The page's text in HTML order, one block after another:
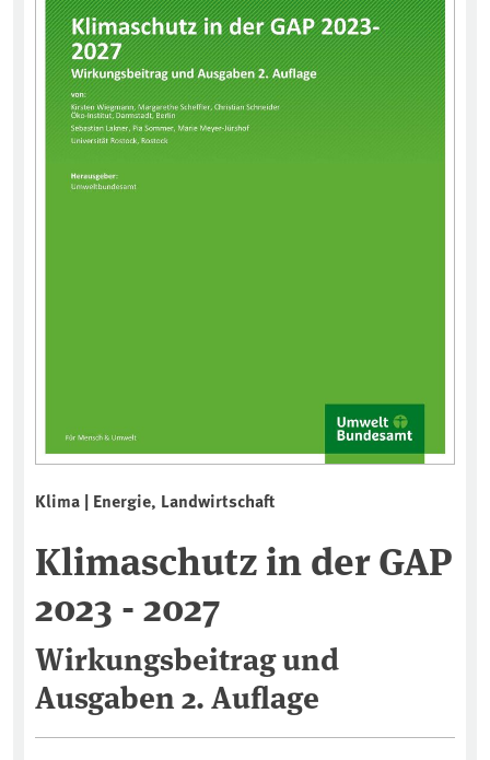
Klima | Energie, Landwirtschaft
Klimaschutz in der GAP
2023 - 2027
Wirkungsbeitrag und
Ausgaben 2. Auflage